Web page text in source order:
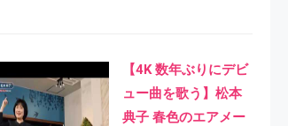
【4K 数年ぶりにデビ
ュー曲を歌う】松本
典子 春色のエアメー